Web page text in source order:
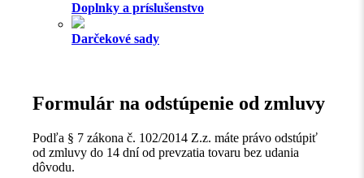
Doplnky a príslušenstvo
Darčekové sady
Formulár na odstúpenie od zmluvy
Podľa § 7 zákona č. 102/2014 Z.z. máte právo odstúpiť
od zmluvy do 14 dní od prevzatia tovaru bez udania
dôvodu.